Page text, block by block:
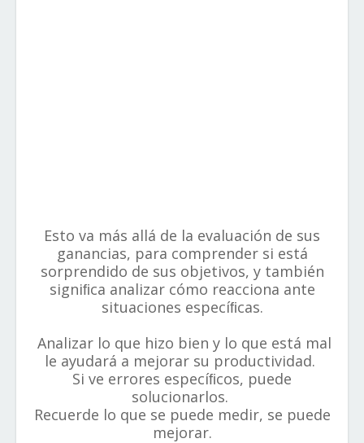
Esto va más allá de la evaluación de sus
ganancias, para comprender si está
sorprendido de sus objetivos, y también
signiﬁca analizar cómo reacciona ante
situaciones especíﬁcas.
Analizar lo que hizo bien y lo que está mal
le ayudará a mejorar su productividad.
Si ve errores especíﬁcos, puede
solucionarlos.
Recuerde lo que se puede medir, se puede
mejorar.